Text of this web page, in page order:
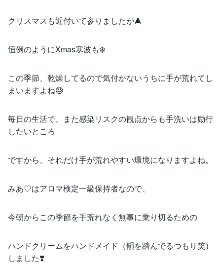
クリスマスも近付いて参りましたが🎄
恒例のようにXmas寒波も❄️
この季節、乾燥してるので気付かないうちに手が荒れてし
まいますよね😓
毎日の生活で、また感染リスクの観点からも手洗いは励行
したいところ
ですから、それだけ手が荒れやすい環境になりますよね。
みあ♡はアロマ検定一級保持者なので、
今朝からこの季節を手荒れなく無事に乗り切るための
ハンドクリームをハンドメイド（韻を踏んでるつもり笑）
しました❣️